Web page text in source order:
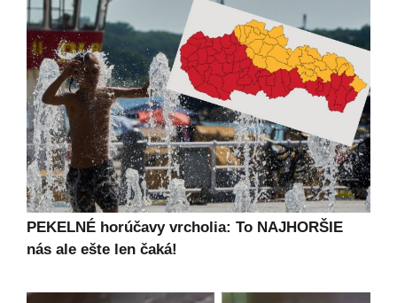
PEKELNÉ horúčavy vrcholia: To NAJHORŠIE
nás ale ešte len čaká!